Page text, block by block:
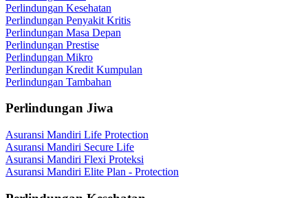
Perlindungan Kesehatan
Perlindungan Penyakit Kritis
Perlindungan Masa Depan
Perlindungan Prestise
Perlindungan Mikro
Perlindungan Kredit Kumpulan
Perlindungan Tambahan
Perlindungan Jiwa
Asuransi Mandiri Life Protection
Asuransi Mandiri Secure Life
Asuransi Mandiri Flexi Proteksi
Asuransi Mandiri Elite Plan - Protection